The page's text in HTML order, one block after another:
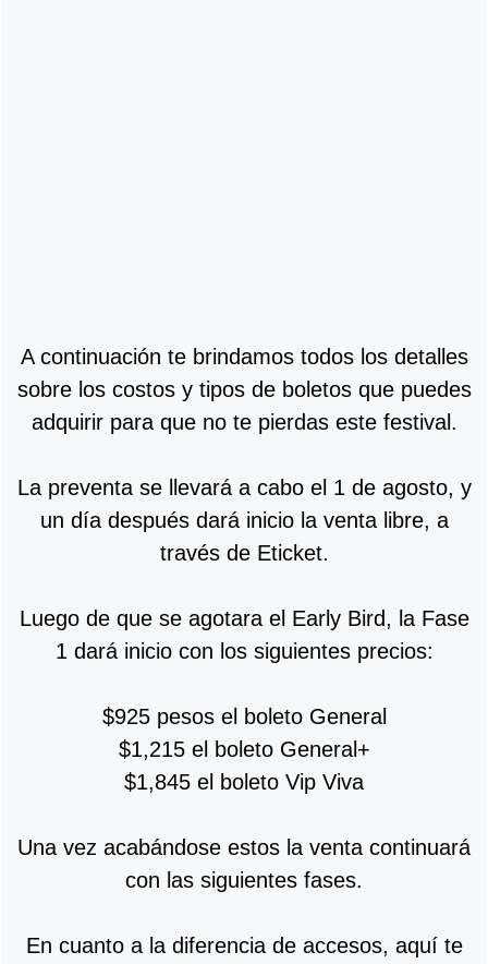
A continuación te brindamos todos los detalles
sobre los costos y tipos de boletos que puedes
adquirir para que no te pierdas este festival.
La preventa se llevará a cabo el 1 de agosto, y
un día después dará inicio la venta libre, a
través de Eticket.
Luego de que se agotara el Early Bird, la Fase
1 dará inicio con los siguientes precios:
$925 pesos el boleto General
$1,215 el boleto General+
$1,845 el boleto Vip Viva
Una vez acabándose estos la venta continuará
con las siguientes fases.
En cuanto a la diferencia de accesos, aquí te